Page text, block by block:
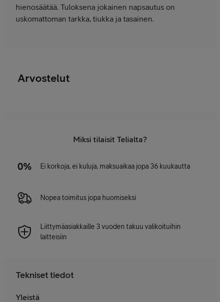
hienosäätää. Tuloksena jokainen napsautus on
uskomattoman tarkka, tiukka ja tasainen.
Arvostelut
Miksi tilaisit Telialta?
Ei korkoja, ei kuluja, maksuaikaa jopa 36 kuukautta
Nopea toimitus jopa huomiseksi
Liittymäasiakkaille 3 vuoden takuu valikoituihin
laitteisiin
Tekniset tiedot
Yleistä